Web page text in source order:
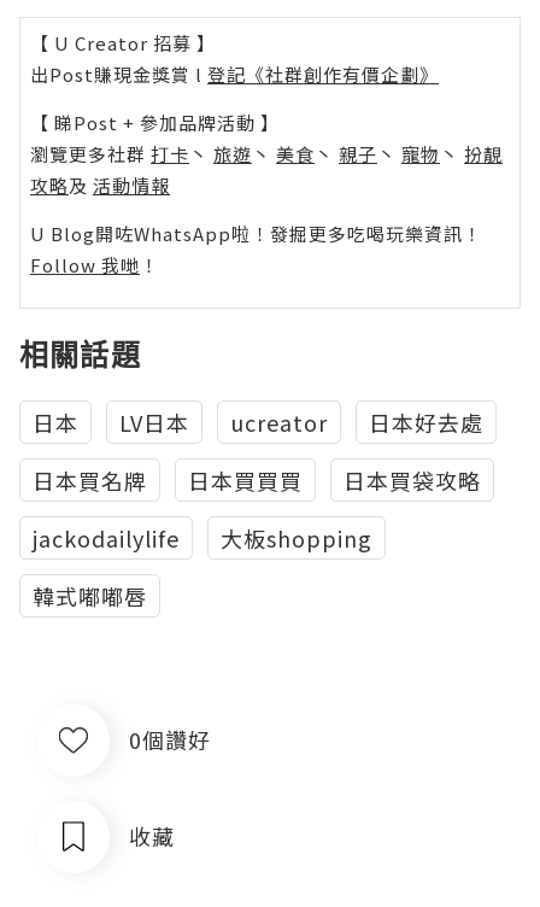
【 U Creator 招募 】
出Post賺現金獎賞 l 登記《社群創作有價企劃》
【 睇Post + 參加品牌活動 】
瀏覽更多社群 打卡 丶 旅遊 丶 美食 丶 親子 丶 寵物 丶 扮靚
攻略及 活動情報
U Blog開咗WhatsApp啦！發掘更多吃喝玩樂資訊！
Follow 我哋 ！
相關話題
日本 LV日本 ucreator
日本好去處
日本買名牌
日本買買買
日本買袋攻略
jackodailylife
大板shopping
韓式嘟嘟唇
0個讚好
收藏